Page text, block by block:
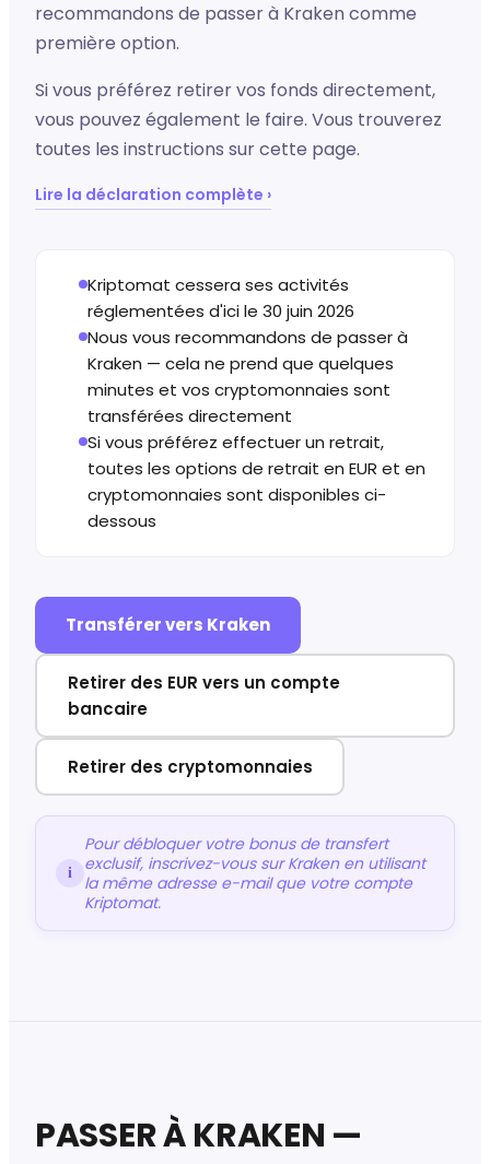
recommandons de passer à Kraken comme
première option.
Si vous préférez retirer vos fonds directement,
vous pouvez également le faire. Vous trouverez
toutes les instructions sur cette page.
Lire la déclaration complète ›
Kriptomat cessera ses activités
réglementées d'ici le 30 juin 2026
Nous vous recommandons de passer à
Kraken — cela ne prend que quelques
minutes et vos cryptomonnaies sont
transférées directement
Si vous préférez effectuer un retrait,
toutes les options de retrait en EUR et en
cryptomonnaies sont disponibles ci-
dessous
Transférer vers Kraken
Retirer des EUR vers un compte
bancaire
Retirer des cryptomonnaies
i
Pour débloquer votre bonus de transfert
exclusif, inscrivez-vous sur Kraken en utilisant
la même adresse e-mail que votre compte
Kriptomat.
PASSER À KRAKEN —